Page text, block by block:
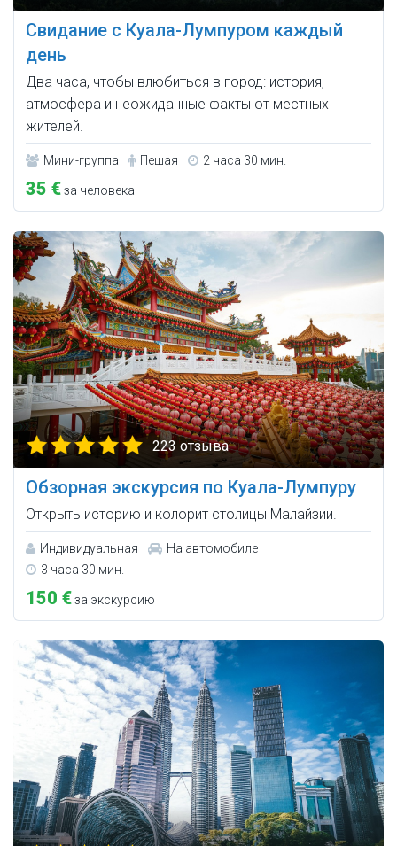
Свидание с Куала-Лумпуром каждый
день
Два часа, чтобы влюбиться в город: история,
атмосфера и неожиданные факты от местных
жителей.
Мини-группа Пешая 2 часа 30 мин.
35 €за человека
223 отзыва
Обзорная экскурсия по Куала-Лумпуру
Открыть историю и колорит столицы Малайзии.
Индивидуальная
На автомобиле
3 часа 30 мин.
150 €за экскурсию